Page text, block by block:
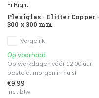
FilRight
Plexiglas - Glitter Copper -
300 x 300 mm
Vergelijk
Op voorraad
Op werkdagen vóór 12.00 uur
besteld, morgen in huis!
€9,99
Incl. btw